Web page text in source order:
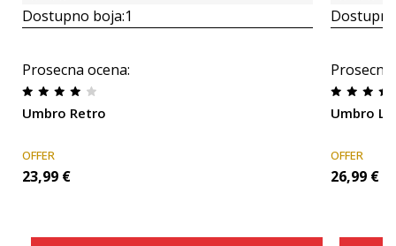
Dostupno boja:1
Prosecna ocena:
Umbro Retro
OFFER
23,99 €
Umbro
OFFER
26,99 €